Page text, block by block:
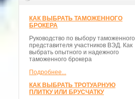
КАК ВЫБРАТЬ ТАМОЖЕННОГО
БРОКЕРА
Руководство по выбору таможенного
представителя участников ВЭД. Как
выбрать опытного и надежного
таможенного брокера
Подробнее...
КАК ВЫБРАТЬ ТРОТУАРНУЮ
ПЛИТКУ ИЛИ БРУСЧАТКУ